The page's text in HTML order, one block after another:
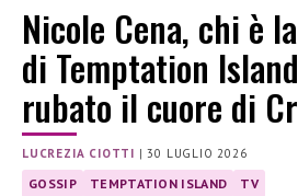
Nicole Cena, chi è
di Temptation
rubato il cuore di
LUCREZIA CIOTTI |30 LUGLIO 2026
GOSSIP TEMPTATION ISLAND TV